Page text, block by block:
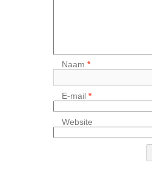
Naam*
E-mail*
Website